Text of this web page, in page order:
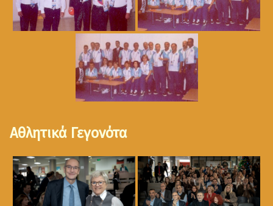
Αθλητικά Γεγονότα